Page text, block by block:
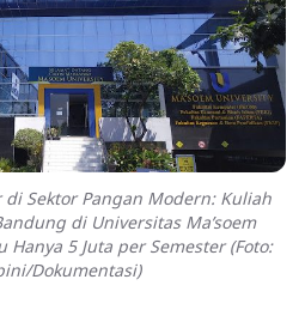
Sektor Pangan Modern: Kuliah
di Universitas Ma’soem
5 Juta per Semester (Foto:
Dokumentasi)